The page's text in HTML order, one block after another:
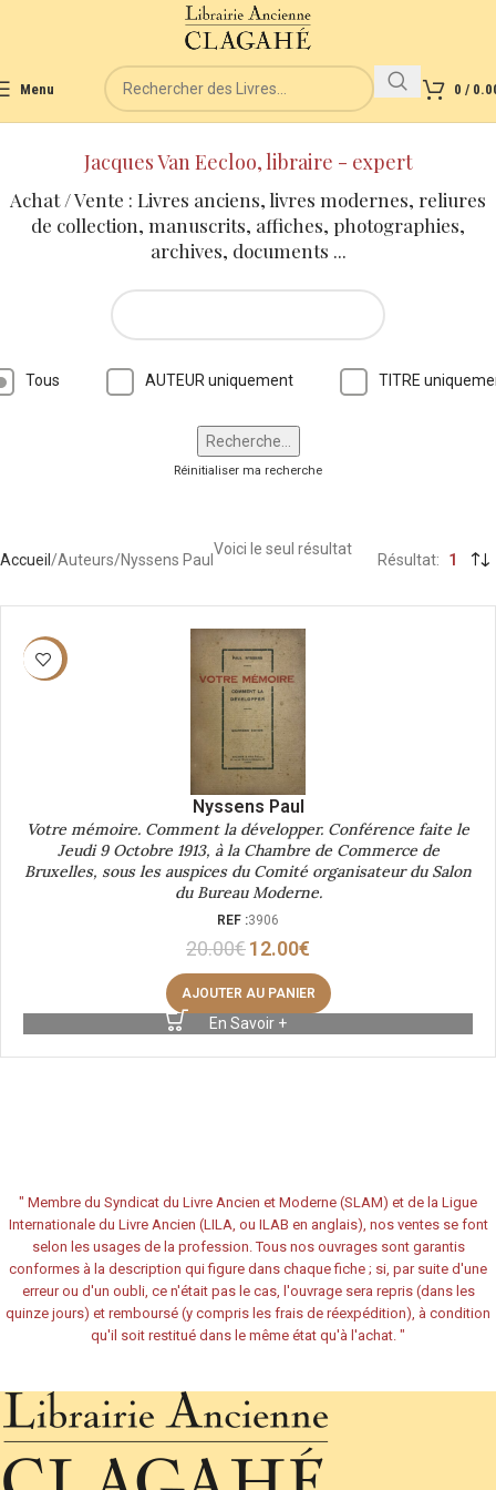
Menu 0 /
Jacques Van Eecloo, libraire - expert
Achat / Vente : Livres anciens, livres modernes, reliures
de collection, manuscrits, affiches, photographies,
archives, documents ...
Tous AUTEUR uniquement TITRE
Réinitialiser ma recherche
Accueil Auteurs Nyssens Paul
Voici le seul résultat
Résultat 1
-40%
Nyssens Paul
Votre mémoire. Comment la développer. Conférence faite le
Jeudi 9 Octobre 1913, à la Chambre de Commerce de
Bruxelles, sous les auspices du Comité organisateur du Salon
du Bureau Moderne.
REF :3906
20.00€12.00€
AJOUTER AU PANIER
En Savoir +
" Membre du Syndicat du Livre Ancien et Moderne (SLAM) et de la Ligue
Internationale du Livre Ancien (LILA, ou ILAB en anglais), nos ventes se font
selon les usages de la profession. Tous nos ouvrages sont garantis
conformes à la description qui figure dans chaque fiche ; si, par suite d'une
erreur ou d'un oubli, ce n'était pas le cas, l'ouvrage sera repris (dans les
quinze jours) et remboursé (y compris les frais de réexpédition), à condition
qu'il soit restitué dans le même état qu'à l'achat. "